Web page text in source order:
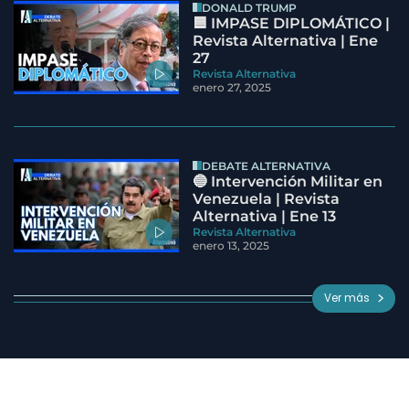
DONALD TRUMP
🟦 IMPASE DIPLOMÁTICO |
Revista Alternativa | Ene
27
Revista Alternativa
enero 27, 2025
DEBATE ALTERNATIVA
🔵 Intervención Militar en
Venezuela | Revista
Alternativa | Ene 13
Revista Alternativa
enero 13, 2025
Ver más